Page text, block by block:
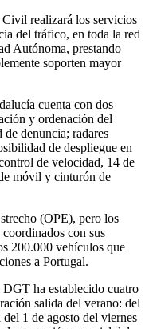
realizará los servicios
del tráfico, en toda la red
Autónoma, prestando
soporten mayor
cuenta con dos
y ordenación del
denuncia; radares
de despliegue en
de velocidad, 14 de
móvil y cinturón de
(OPE), pero los
con sus
200.000 vehículos que
a Portugal.
ha establecido cuatro
salida del verano: del
1 de agosto del viernes